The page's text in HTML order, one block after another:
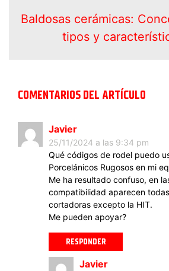
Baldosas cerámicas:
tipos y
COMENTARIOS DEL ARTÍCULO
Javier
25/11/2024 a las 9:34 pm
Qué códigos de rodel puedo
Porcelánicos Rugosos en mi
Me ha resultado confuso, en
compatibilidad aparecen
cortadoras excepto la HIT.
Me pueden apoyar?
RESPONDER
Javier